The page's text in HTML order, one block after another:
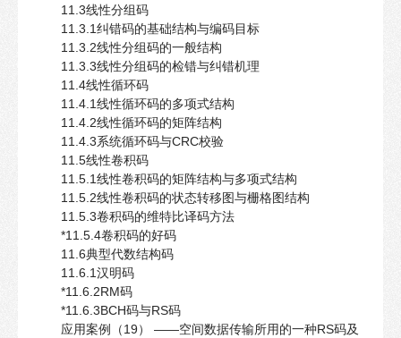
11.3线性分组码
11.3.1纠错码的基础结构与编码目标
11.3.2线性分组码的一般结构
11.3.3线性分组码的检错与纠错机理
11.4线性循环码
11.4.1线性循环码的多项式结构
11.4.2线性循环码的矩阵结构
11.4.3系统循环码与CRC校验
11.5线性卷积码
11.5.1线性卷积码的矩阵结构与多项式结构
11.5.2线性卷积码的状态转移图与栅格图结构
11.5.3卷积码的维特比译码方法
*11.5.4卷积码的好码
11.6典型代数结构码
11.6.1汉明码
*11.6.2RM码
*11.6.3BCH码与RS码
应用案例（19） ——空间数据传输所用的一种RS码及